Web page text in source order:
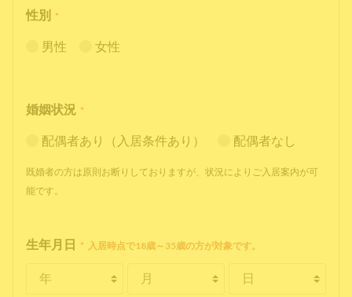
性別 *
男性 女性
婚姻状況 *
配偶者あり（入居条件あり） 配偶者なし
既婚者の方は原則お断りしておりますが、状況によりご入居案内が可
能です。
生年月日 * 入居時点で18歳～35歳の方が対象です。